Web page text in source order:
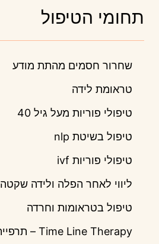
תחומי הטיפול
שחרור חסמים מהתת מודע
טראומת לידה
טיפולי פוריות מעל גיל 40
טיפול בשיטת nlp
טיפולי פוריות ivf
ליווי לאחר הפלה ולידה שקטה
טיפול בטראומות וחרדה
Time Line Therapy – תרפיית קו הזמן